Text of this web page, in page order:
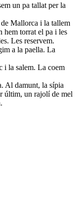
un pa tallat per la
Mallorca i la tallem
hem torrat el pa i les
Les reservem.
a la paella. La
i la salem. La coem
Al damunt, la sípia
últim, un rajolí de mel